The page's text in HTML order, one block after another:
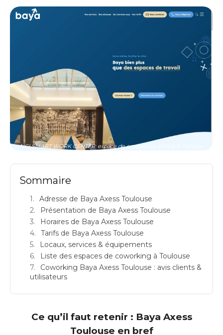
NCI SMART WORK CENTER: espace de coworking à Paris 8: Adresse
Sommaire
Adresse de Baya Axess Toulouse
Présentation de Baya Axess Toulouse
Horaires de Baya Axess Toulouse
Tarifs de Baya Axess Toulouse
Locaux, services & équipements
Liste des espaces de coworking à Toulouse
Coworking Baya Axess Toulouse : avis clients &
utilisateurs
Ce qu’il faut retenir : Baya Axess
Toulouse en bref